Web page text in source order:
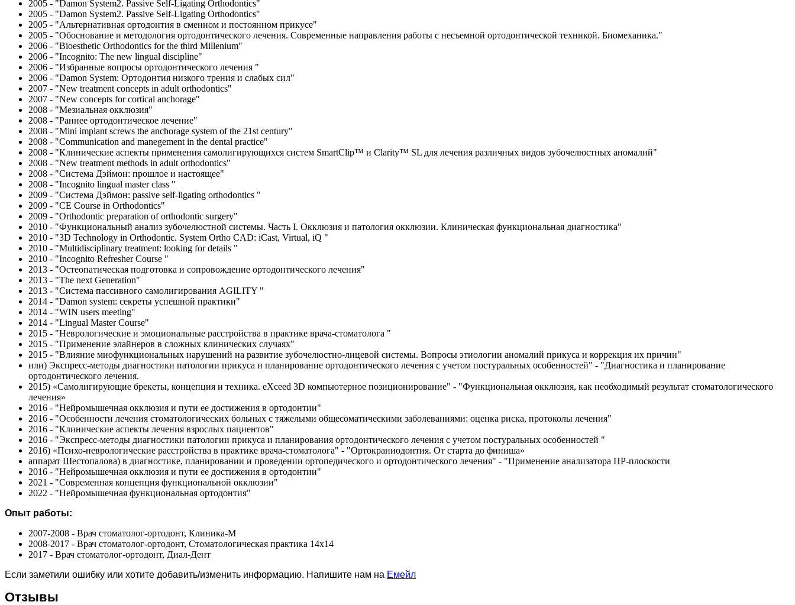
2005 - "Damon System2. Passive Self-Ligating Orthodontics"
2005 - "Damon System2. Passive Self-Ligating Orthodontics"
2005 - "Альтернативная ортодонтия в сменном и постоянном прикусе"
2005 - "Обоснование и методология ортодонтического лечения. Современные направления работы с несъемной ортодонтической техникой. Биомеханика."
2006 - "Bioesthetic Orthodontics for the third Millenium"
2006 - "Incognito: The new lingual discipline"
2006 - "Избранные вопросы ортодонтического лечения "
2006 - "Damon System: Ортодонтия низкого трения и слабых сил"
2007 - "New treatment concepts in adult orthodontics"
2007 - "New concepts for cortical anchorage"
2008 - "Мезиальная окклюзия"
2008 - "Раннее ортодонтическое лечение"
2008 - "Mini implant screws the anchorage system of the 21st century"
2008 - "Communication and manegement in the dental practice"
2008 - "Клинические аспекты применения самолигирующихся систем SmartClip™ и Clarity™ SL для лечения различных видов зубочелюстных аномалий"
2008 - "New treatment methods in adult orthodontics"
2008 - "Система Дэймон: прошлое и настоящее"
2008 - "Incognito lingual master class "
2009 - "Система Дэймон: passive self-ligating orthodontics "
2009 - "CE Course in Orthodontics"
2009 - "Orthodontic preparation of orthodontic surgery"
2010 - "Функциональный анализ зубочелюстной системы. Часть І. Окклюзия и патология окклюзии. Клиническая функциональная диагностика"
2010 - "3D Technology in Orthodontic. System Ortho CAD: iCast, Virtual, iQ "
2010 - "Multidisciplinary treatment: looking for details "
2010 - "Incognito Refresher Course "
2013 - "Остеопатическая подготовка и сопровождение ортодонтического лечения"
2013 - "The next Generation"
2013 - "Система пассивного самолигирования AGILITY "
2014 - "Damon system: секреты успешной практики"
2014 - "WIN users meeting"
2014 - "Lingual Master Course"
2015 - "Неврологические и эмоциональные расстройства в практике врача-стоматолога "
2015 - "Применение элайнеров в сложных клинических случаях"
2015 - "Влияние миофункциональных нарушений на развитие зубочелюстно-лицевой системы. Вопросы этиологии аномалий прикуса и коррекция их причин"
или) Экспресс-методы диагностики патологии прикуса и планирование ортодонтического лечения с учетом постуральных особенностей" - "Диагностика и планирование
ортодонтического лечения.
2015) «Самолигирующие брекеты, концепция и техника. eXceed 3D компьютерное позиционирование" - "Функциональная окклюзия, как необходимый результат стоматологического
лечения»
2016 - "Нейромышечная окклюзия и пути ее достижения в ортодонтии"
2016 - "Особенности лечения стоматологических больных с тяжелыми общесоматическими заболеваниями: оценка риска, протоколы лечения"
2016 - "Клинические аспекты лечения взрослых пациентов"
2016 - "Экспресс-методы диагностики патологии прикуса и планирования ортодонтического лечения с учетом постуральных особенностей "
2016) «Психо-неврологические расстройства в практике врача-стоматолога" - "Ортокраниодонтия. От старта до финиша»
аппарат Шестопалова) в диагностике, планировании и проведении ортопедического и ортодонтического лечения" - "Применение анализатора НР-плоскости
2016 - "Нейромышечная окклюзия и пути ее достижения в ортодонтии"
2021 - "Современная концепция функциональной окклюзии"
2022 - "Нейромышечная функциональная ортодонтия"
Опыт работы:
2007-2008 - Врач стоматолог-ортодонт, Клиника-М
2008-2017 - Врач стоматолог-ортодонт, Стоматологическая практика 14х14
2017 - Врач стоматолог-ортодонт, Диал-Дент
Если заметили ошибку или хотите добавить/изменить информацию. Напишите нам на Емейл
Отзывы